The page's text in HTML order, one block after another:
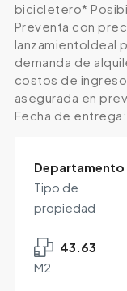
bicicletero*
Preventa con
lanzamientoIdeal
demanda de
costos de
asegurada en
Fecha de
Departamento
Tipo de
propiedad
43.63
M2